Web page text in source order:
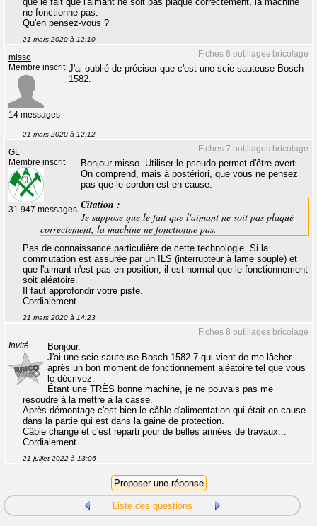
ne fonctionne pas.
Qu'en pensez-vous ?
21 mars 2020 à 12:10
Fiches 6 outillages bricolage
misso
Membre inscrit
14 messages
J'ai oublié de préciser que c'est une scie sauteuse Bosch
1582.
21 mars 2020 à 12:12
Fiches 7 outillages bricolage
GL
Membre inscrit
31 947 messages
Bonjour misso. Utiliser le pseudo permet d'être averti.
On comprend, mais à postériori, que vous ne pensez
pas que le cordon est en cause.
Citation :
Je suppose que le fait que l'aimant ne soit pas plaqué
correctement, la machine ne fonctionne pas.
Pas de connaissance particulière de cette technologie. Si la
commutation est assurée par un ILS (interrupteur à lame souple) et
que l'aimant n'est pas en position, il est normal que le fonctionnement
soit aléatoire.
Il faut approfondir votre piste.
Cordialement.
21 mars 2020 à 14:23
Fiches 8 outillages bricolage
Invité
Bonjour.
J'ai une scie sauteuse Bosch 1582.7 qui vient de me lâcher
après un bon moment de fonctionnement aléatoire tel que vous
le décrivez.
Étant une TRÈS bonne machine, je ne pouvais pas me
résoudre à la mettre à la casse.
Après démontage c'est bien le câble d'alimentation qui était en cause
dans la partie qui est dans la gaine de protection.
Câble changé et c'est reparti pour de belles années de travaux...
Cordialement.
21 juillet 2022 à 13:06
Liste des questions